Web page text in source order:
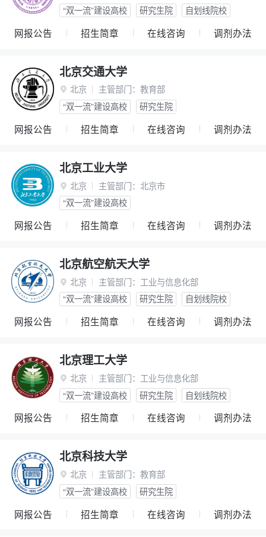
“双一流”建设高校
研究生院 自划线院校
网报公告 招生简章 在线咨询 调剂办法
北京交通大学
 北京 主管部门： 教育部
“双一流”建设高校
研究生院
网报公告 招生简章 在线咨询 调剂办法
北京工业大学
 北京 主管部门： 北京市
“双一流”建设高校
网报公告 招生简章 在线咨询 调剂办法
北京航空航天大学
 北京 主管部门： 工业与信息化部
“双一流”建设高校
研究生院 自划线院校
网报公告 招生简章 在线咨询 调剂办法
北京理工大学
 北京 主管部门： 工业与信息化部
“双一流”建设高校
研究生院 自划线院校
网报公告 招生简章 在线咨询 调剂办法
北京科技大学
 北京 主管部门： 教育部
“双一流”建设高校
研究生院
网报公告 招生简章 在线咨询 调剂办法